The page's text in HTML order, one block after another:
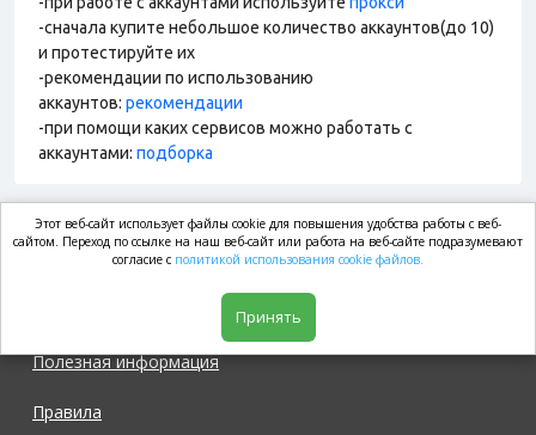
-сначала купите небольшое количество аккаунтов(до 10)
и протестируйте их
-рекомендации по использованию
аккаунтов: рекомендации
-при помощи каких сервисов можно работать с
аккаунтами: подборка
market.com
Полезная информация
Правила
Этот веб-сайт использует файлы cookie для повышения удобства работы с веб-
сайтом. Переход по ссылке на наш веб-сайт или работа на веб-сайте подразумевают
согласие с политикой использования cookie файлов.
Принять